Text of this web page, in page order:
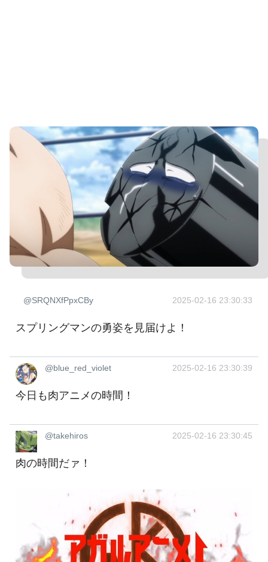
@SRQNXfPpxCBy 2025-02-16 23:30:33
スプリングマンの勇姿を見届けよ！
@blue_red_violet 2025-02-16 23:30:39
今日も肉アニメの時間！
@takehiros 2025-02-16 23:30:45
肉の時間だァ！